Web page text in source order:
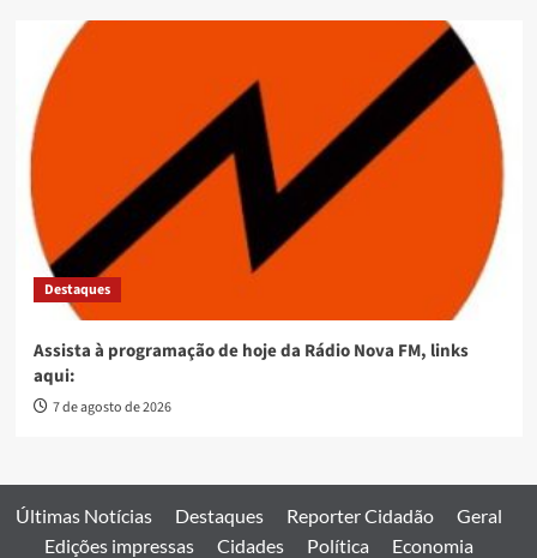
Destaques
Assista à programação de hoje da Rádio Nova FM, links
aqui:
7 de agosto de 2026
Últimas Notícias Destaques Reporter Cidadão
Geral
Edições impressas
Cidades Política Economia